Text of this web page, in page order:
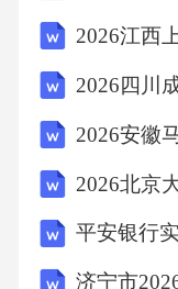
级最高的是()
A、逻辑运算符
B、引用运算符